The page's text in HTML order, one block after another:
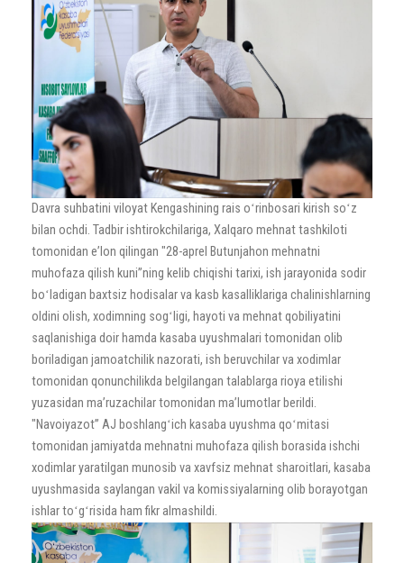
Davra suhbatini viloyat Kengashining rais oʻrinbosari kirish soʻz
bilan ochdi. Tadbir ishtirokchilariga, Xalqaro mehnat tashkiloti
tomonidan eʼlon qilingan "28-aprel Butunjahon mehnatni
muhofaza qilish kuni”ning kelib chiqishi tarixi, ish jarayonida sodir
boʻladigan baxtsiz hodisalar va kasb kasalliklariga chalinishlarning
oldini olish, xodimning sogʻligi, hayoti va mehnat qobiliyatini
saqlanishiga doir hamda kasaba uyushmalari tomonidan olib
boriladigan jamoatchilik nazorati, ish beruvchilar va xodimlar
tomonidan qonunchilikda belgilangan talablarga rioya etilishi
yuzasidan maʼruzachilar tomonidan maʼlumotlar berildi.
"Navoiyazot” AJ boshlangʻich kasaba uyushma qoʻmitasi
tomonidan jamiyatda mehnatni muhofaza qilish borasida ishchi
xodimlar yaratilgan munosib va xavfsiz mehnat sharoitlari, kasaba
uyushmasida saylangan vakil va komissiyalarning olib borayotgan
ishlar toʻgʻrisida ham fikr almashildi.